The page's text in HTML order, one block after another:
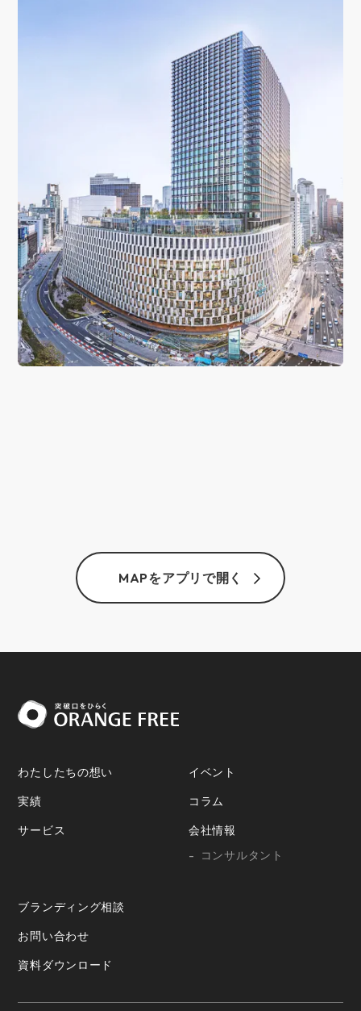
MAPをアプリで開く
わたしたちの想い
実績
サービス
イベント
コラム
会社情報
コンサルタント
ブランディング相談
お問い合わせ
資料ダウンロード